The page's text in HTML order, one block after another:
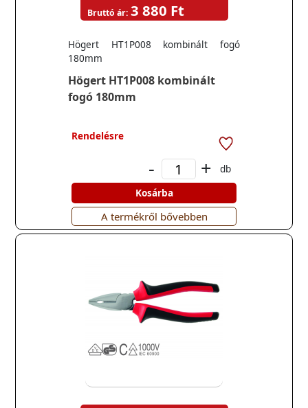
Högert HT1P008 kombinált
fogó 180mm
Högert HT1P008 kombinált fogó
180mm
Bruttó ár: 3 880 Ft
Rendelésre
- +
db
Kosárba
A termékről bővebben